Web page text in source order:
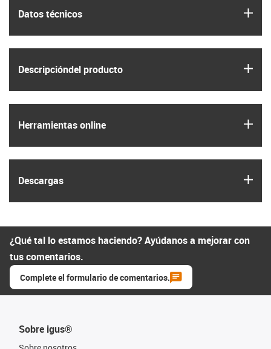
Datos técnicos
Descripción­del producto
Herramientas online
Descargas
¿Qué tal lo estamos haciendo? Ayúdanos a mejorar con
tus comentarios.
Complete el formulario de comentarios.
Sobre igus®